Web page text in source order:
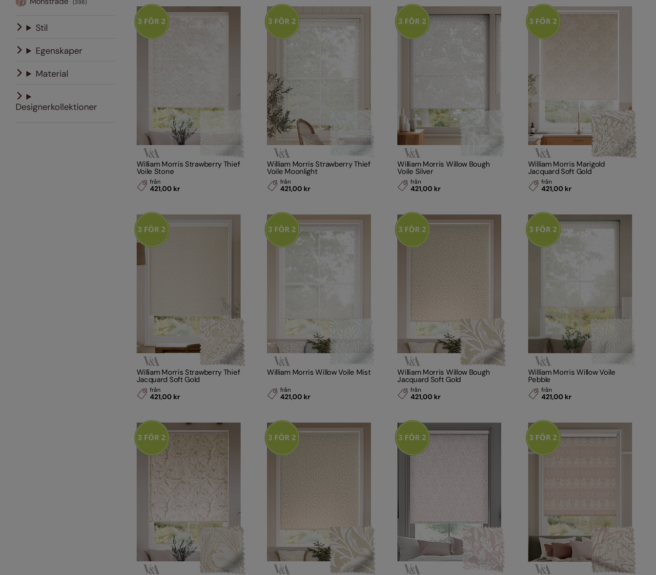
(398)
Stil
Egenskaper
Material
Designerkollektioner
William Morris Strawberry Thief
Voile Stone
från
421,00 kr
William Morris Strawberry Thief
Voile Moonlight
från
421,00 kr
William Morris Willow Bough
Voile Silver
från
421,00 kr
William Morris Marigold
Jacquard Soft Gold
från
421,00 kr
William Morris Strawberry Thief
Jacquard Soft Gold
från
421,00 kr
William Morris Willow Voile Mist
från
421,00 kr
William Morris Willow Bough
Jacquard Soft Gold
från
421,00 kr
William Morris Willow Voile
Pebble
från
421,00 kr